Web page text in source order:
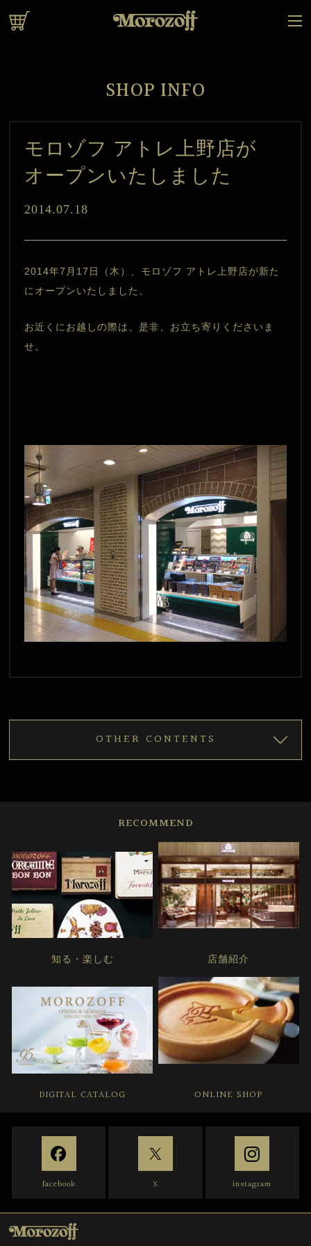
SHOP INFO
モロゾフ アトレ上野店が
オープンいたしました
2014.07.18
2014年7月17日（木）、モロゾフ アトレ上野店が新た
にオープンいたしました。
お近くにお越しの際は、是非、お立ち寄りくださいま
せ。
OTHER CONTENTS
RECOMMEND
知る・楽しむ 店舗紹介
DIGITAL CATALOG ONLINE SHOP
facebook X instagram